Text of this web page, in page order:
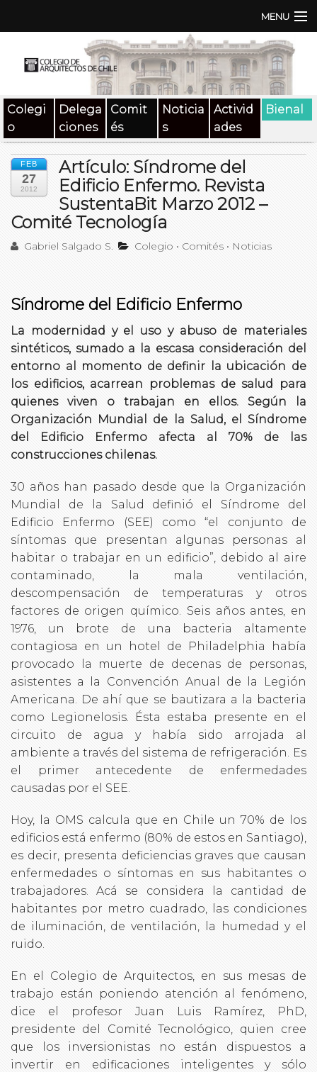
MENU
Documentos
SAT
Medios
Buscar:
Colegi
o
Delega
ciones
Comit
és
Noticia
s
Activid
ades
Bienal
FEB
27
2012
Artículo: Síndrome del
Edificio Enfermo. Revista
SustentaBit Marzo 2012 –
Comité Tecnología
Gabriel Salgado S. Colegio • Comités • Noticias
Síndrome del Edificio Enfermo
La modernidad y el uso y abuso de materiales
sintéticos, sumado a la escasa consideración del
entorno al momento de definir la ubicación de
los edificios, acarrean problemas de salud para
quienes viven o trabajan en ellos. Según la
Organización Mundial de la Salud, el Síndrome
del Edificio Enfermo afecta al 70% de las
construcciones chilenas.
30 años han pasado desde que la Organización
Mundial de la Salud definió el Síndrome del
Edificio Enfermo (SEE) como “el conjunto de
síntomas que presentan algunas personas al
habitar o trabajar en un edificio”, debido al aire
contaminado, la mala ventilación,
descompensación de temperaturas y otros
factores de origen químico. Seis años antes, en
1976, un brote de una bacteria altamente
contagiosa en un hotel de Philadelphia había
provocado la muerte de decenas de personas,
asistentes a la Convención Anual de la Legión
Americana. De ahí que se bautizara a la bacteria
como Legionelosis. Ésta estaba presente en el
circuito de agua y había sido arrojada al
ambiente a través del sistema de refrigeración. Es
el primer antecedente de enfermedades
causadas por el SEE.
Hoy, la OMS calcula que en Chile un 70% de los
edificios está enfermo (80% de estos en Santiago),
es decir, presenta deficiencias graves que causan
enfermedades o síntomas en sus habitantes o
trabajadores. Acá se considera la cantidad de
habitantes por metro cuadrado, las condiciones
de iluminación, de ventilación, la humedad y el
ruido.
En el Colegio de Arquitectos, en sus mesas de
trabajo están poniendo atención al fenómeno,
dice el profesor Juan Luis Ramírez, PhD,
presidente del Comité Tecnológico, quien cree
que los inversionistas no están dispuestos a
invertir en edificaciones inteligentes y sólo